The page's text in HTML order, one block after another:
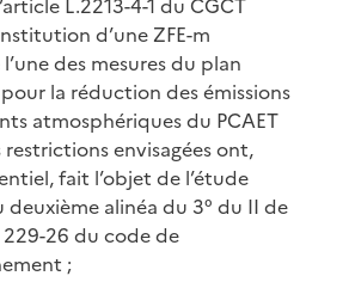
d’une ZFE-m
des mesures du plan
la réduction des émissions
atmosphériques du PCAET
envisagées ont,
fait l’objet de l’étude
deuxième alinéa du 3° du II de
229-26 du code de
;